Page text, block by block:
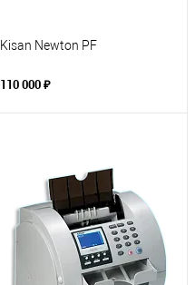
Kisan Newton PF
110 000 ₽